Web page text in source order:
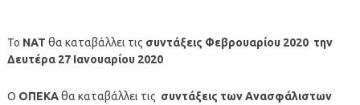
Το ΝΑΤ θα καταβάλλει τις συντάξεις Φεβρουαρίου 2020 την
Δευτέρα 27 Ιανουαρίου 2020
Ο ΟΠΕΚΑθα καταβάλλει τις συντάξεις των Ανασφάλιστων